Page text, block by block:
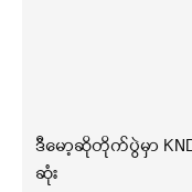
ဒီမော့ဆိုတိုက်ပွဲမှာ
ဆုံး